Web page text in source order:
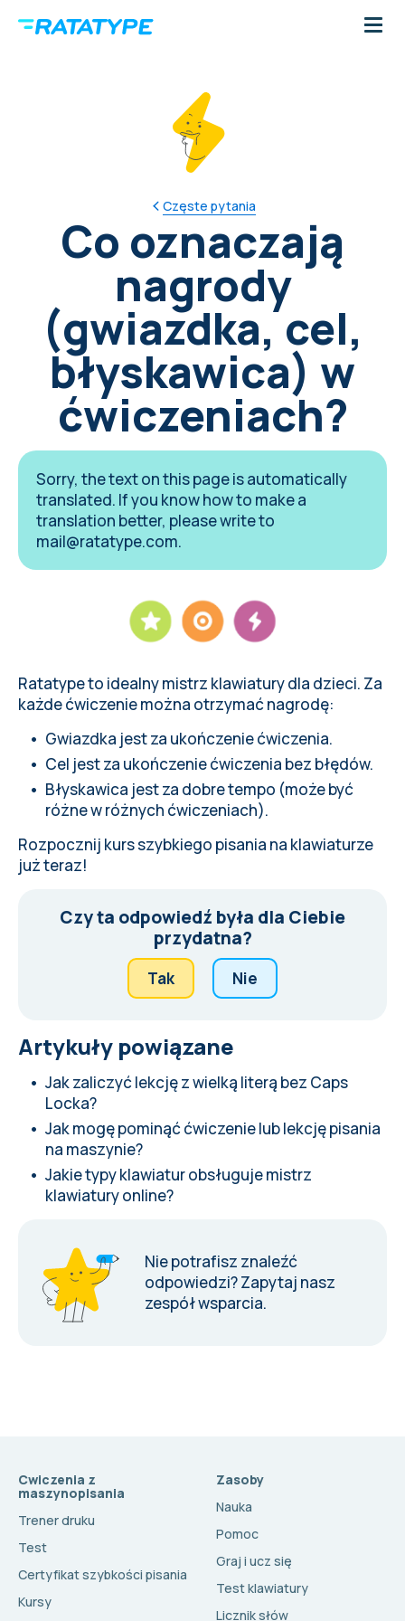
Częste pytania
Co oznaczają
nagrody
(gwiazdka, cel,
błyskawica) w
ćwiczeniach?
Sorry, the text on this page is automatically
translated. If you know how to make a
translation better, please write to
mail@ratatype.com.
Ratatype to idealny mistrz klawiatury dla dzieci. Za
każde ćwiczenie można otrzymać nagrodę:
Gwiazdka jest za ukończenie ćwiczenia.
Cel jest za ukończenie ćwiczenia bez błędów.
Błyskawica jest za dobre tempo (może być
różne w różnych ćwiczeniach).
Rozpocznij kurs szybkiego pisania na klawiaturze
już teraz!
Czy ta odpowiedź była dla Ciebie
przydatna?
Tak Nie
Artykuły powiązane
Jak zaliczyć lekcję z wielką literą bez Caps
Locka?
Jak mogę pominąć ćwiczenie lub lekcję pisania
na maszynie?
Jakie typy klawiatur obsługuje mistrz
klawiatury online?
Nie potrafisz znaleźć
odpowiedzi?Zapytaj nasz
zespół wsparcia.
Cwiczenia z
maszynopisania
Trener druku
Test
Certyfikat szybkości pisania
Kursy
Zasoby
Nauka
Pomoc
Graj i ucz się
Test klawiatury
Licznik słów